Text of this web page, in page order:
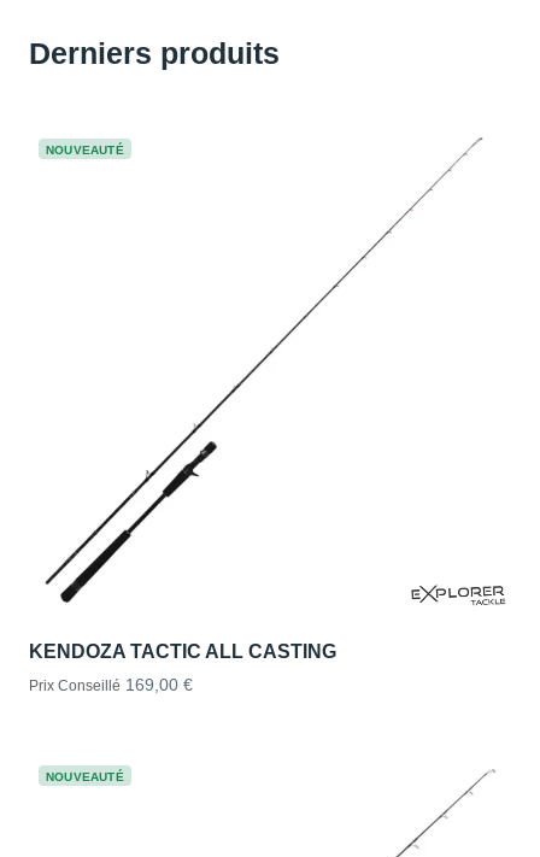
Derniers produits
NOUVEAUTÉ
KENDOZA TACTIC ALL CASTING
Prix Conseillé 169,00 €
NOUVEAUTÉ